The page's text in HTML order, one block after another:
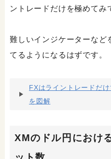
ントレードだけを極めてみ
難しいインジケーターなど
てるようになるはずです。
FXはライントレードだ
を図解
XMのドル円におけ
ット数